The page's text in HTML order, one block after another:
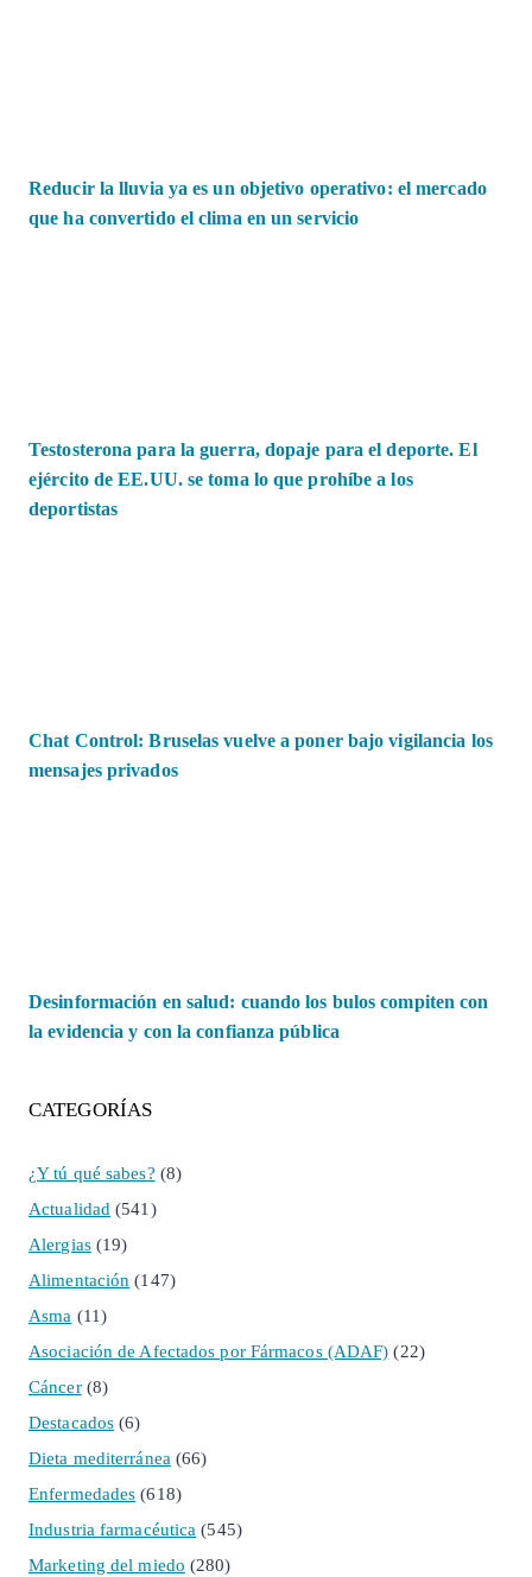
Reducir la lluvia ya es un objetivo operativo: el mercado
que ha convertido el clima en un servicio
Testosterona para la guerra, dopaje para el deporte. El
ejército de EE.UU. se toma lo que prohíbe a los
deportistas
Chat Control: Bruselas vuelve a poner bajo vigilancia los
mensajes privados
Desinformación en salud: cuando los bulos compiten con
la evidencia y con la confianza pública
CATEGORÍAS
¿Y tú qué sabes? (8)
Actualidad (541)
Alergias(19)
Alimentación (147)
Asma (11)
Asociación de Afectados por Fármacos (ADAF) (22)
Cáncer(8)
Destacados (6)
Dieta mediterránea(66)
Enfermedades (618)
Industria farmacéutica (545)
Marketing del miedo (280)